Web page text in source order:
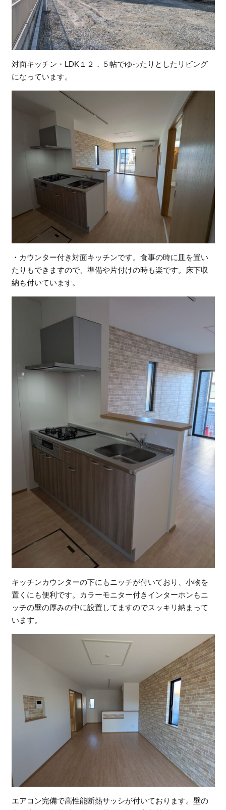
対面キッチン・LDK１２．５帖でゆったりとしたリビング
になっています。
・カウンター付き対面キッチンです。食事の時に皿を置い
たりもできますので、準備や片付けの時も楽です。床下収
納も付いています。
キッチンカウンターの下にもニッチが付いており、小物を
置くにも便利です。カラーモニター付きインターホンもニ
ッチの壁の厚みの中に設置してますのでスッキリ納まって
います。
エアコン完備で高性能断熱サッシが付いております。壁の